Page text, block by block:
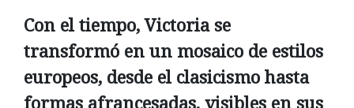
Con el tiempo, Victoria se
transformó en un mosaico de estilos
europeos, desde el clasicismo hasta
formas afrancesadas, visibles en sus